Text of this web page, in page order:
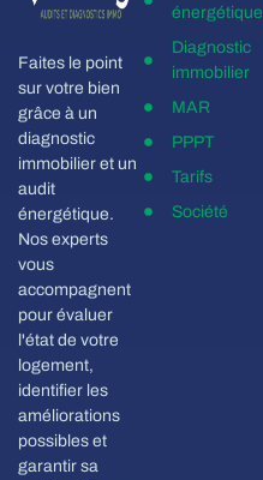
Faites le point
sur votre bien
grâce à un
diagnostic
immobilier et un
audit
énergétique.
Nos experts
vous
accompagnent
pour évaluer
l'état de votre
logement,
identifier les
améliorations
possibles et
garantir sa
énergétique
Diagnostic
immobilier
MAR
PPPT
Tarifs
Société